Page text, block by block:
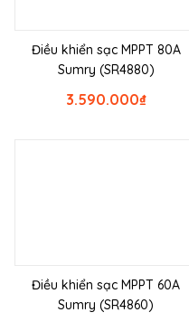
Điều khiển sạc MPPT 80A
Sumry (SR4880)
₫
3.590.000
Điều khiển sạc MPPT 60A
Sumry (SR4860)